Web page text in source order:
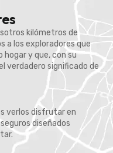
kilómetros de
a los exploradores que
hogar y que, con su
verdadero significado de
verlos disfrutar en
diseñados